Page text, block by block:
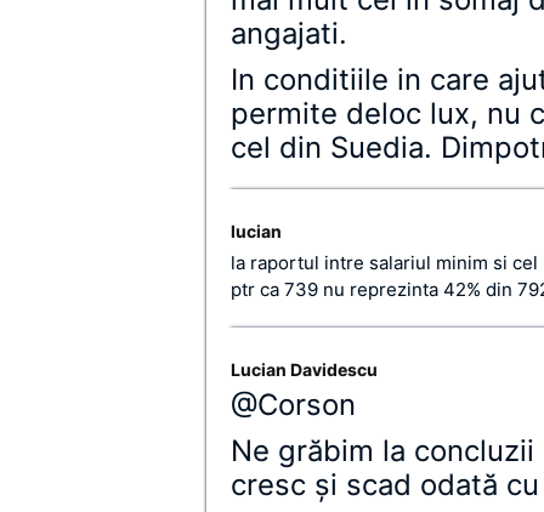
angajati.
In conditiile in care
permite deloc lux, nu
cel din Suedia.
lucian
la raportul intre salariul minim si
ptr ca 739 nu reprezinta 42% din
Lucian Davidescu
@Corson
Ne grăbim la
cresc şi scad odată